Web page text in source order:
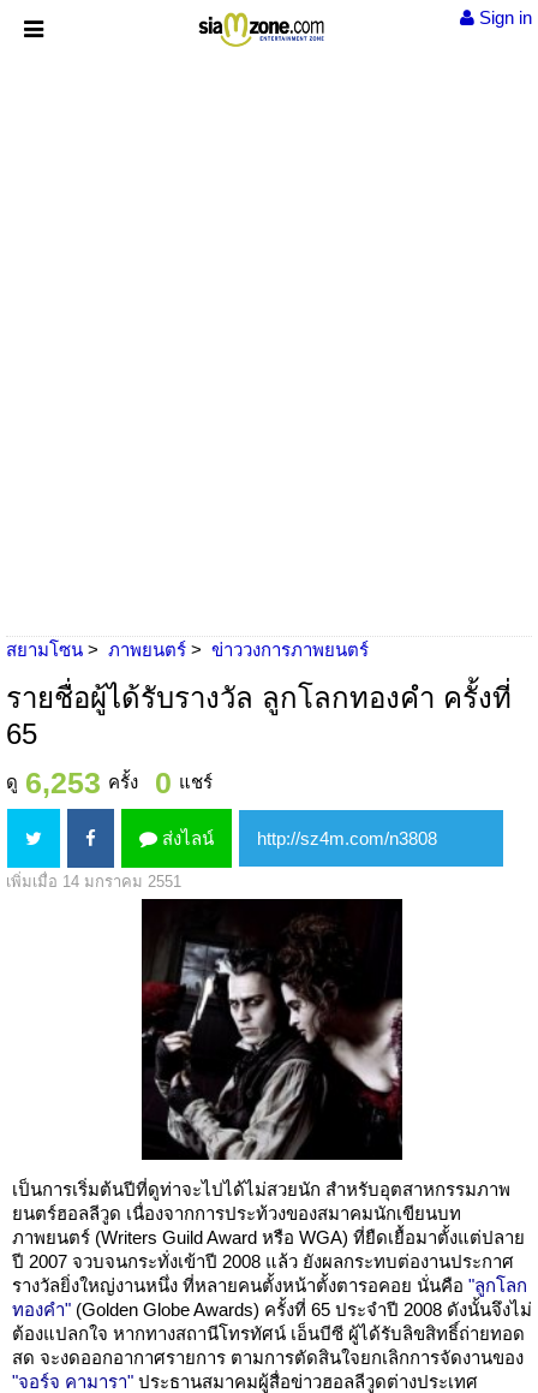
Sign in
สยามโซน ภาพยนตร์ ข่าววงการภาพยนตร์
รายชื่อผู้ได้รับรางวัล ลูกโลกทองคำ ครั้งที่
65
ดู 6,253 ครั้ง 0 แชร์
ส่งไลน์
เพิ่มเมื่อ 14 มกราคม 2551
เป็นการเริ่มต้นปีที่ดูท่าจะไปได้ไม่สวยนัก สำหรับอุตสาหกรรมภาพ
ยนตร์ฮอลลีวูด เนื่องจากการประท้วงของสมาคมนักเขียนบท
ภาพยนตร์ (Writers Guild Award หรือ WGA) ที่ยืดเยื้อมาตั้งแต่ปลาย
ปี 2007 จวบจนกระทั่งเข้าปี 2008 แล้ว ยังผลกระทบต่องานประกาศ
รางวัลยิ่งใหญ่งานหนึ่ง ที่หลายคนตั้งหน้าตั้งตารอคอย นั่นคือ "ลูกโลก
ทองคำ" (Golden Globe Awards) ครั้งที่ 65 ประจำปี 2008 ดังนั้นจึงไม่
ต้องแปลกใจ หากทางสถานีโทรทัศน์ เอ็นบีซี ผู้ได้รับลิขสิทธิ์ถ่ายทอด
สด จะงดออกอากาศรายการ ตามการตัดสินใจยกเลิกการจัดงานของ
"จอร์จ คามารา" ประธานสมาคมผู้สื่อข่าวฮอลลีวูดต่างประเทศ